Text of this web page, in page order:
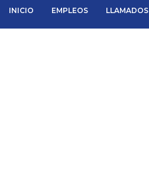
INICIO EMPLEOS LLAMADOS